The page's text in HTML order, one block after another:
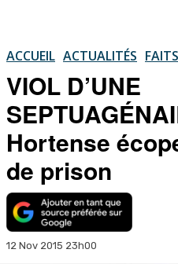
ACCUEIL ACTUALITÉS
VIOL D’UNE
Hortense
de prison
12 Nov 2015 23h00